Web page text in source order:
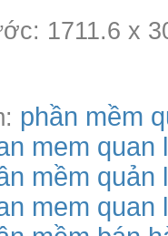
1711.6 x
phần mềm
mem quan
mềm quản
mem quan